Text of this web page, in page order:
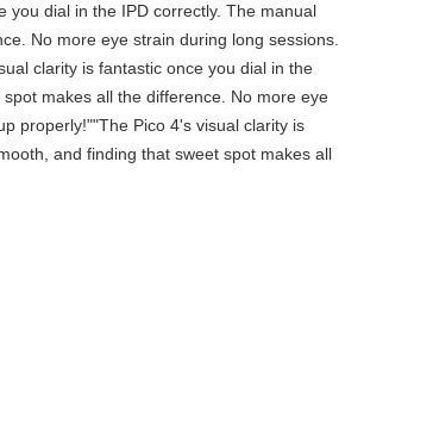
you dial in the IPD correctly. The manual
No more eye strain during long sessions.
clarity is fantastic once you dial in the
makes all the difference. No more eye
properly!""The Pico 4's visual clarity is
and finding that sweet spot makes all